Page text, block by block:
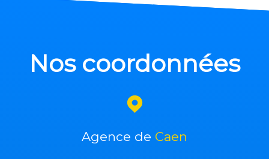
Nos coordonnées
Agence de Caen